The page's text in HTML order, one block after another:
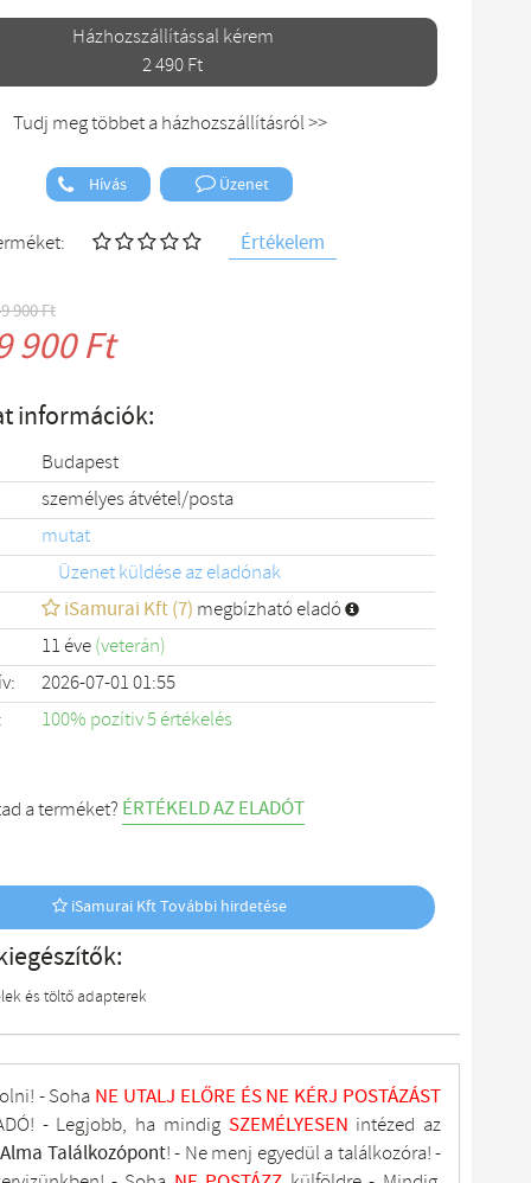
Házhozszállítással kérem
2 490 Ft
Tudj meg többet a házhozszállításról >>
Hívás Üzenet
Értékelem
900 Ft
900 Ft
információk:
Budapest
személyes átvétel/posta
mutat
Üzenet küldése az eladónak
iSamurai Kft (7) megbízható eladó
11 éve(veterán)
2026-07-01 01:55
100% pozítiv 5 értékelés
a terméket? ÉRTÉKELD AZ ELADÓT
iSamurai Kft További hirdetése
és töltő adapterek
- Soha NE UTALJ ELŐRE ÉS NE KÉRJ POSTÁZÁST
- Legjobb, ha mindig SZEMÉLYESEN intézed az
Találkozópont!- Ne menj egyedül a találkozóra! -